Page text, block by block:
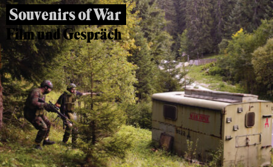
Souvenirs of War
Film und Gespräch